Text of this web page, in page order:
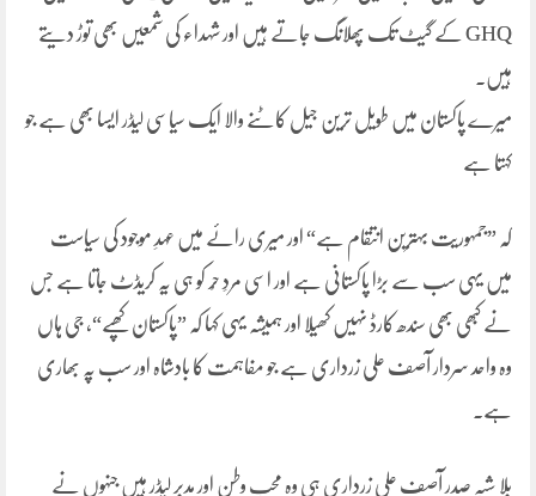
GHQ کے گیٹ تک پھلانگ جاتے ہیں اور شہداء کی شمعیں بھی توڑ دیتے
ہیں۔
میرے پاکستان میں طویل ترین جیل کاٹنے والا ایک سیاسی لیڈر ایسا بھی ہے جو
کہتا ہے
کہ ”جمہوریت بہترین انتقام ہے“ اور میری رائے میں عہدِ موجود کی سیاست
میں یہی سب سے بڑا پاکستانی ہے اور اسی مردِ حُر کو ہی یہ کریڈٹ جاتا ہے جس
نے کبھی بھی سندھ کارڈ نہیں کھیلا اور ہمیشہ یہی کہا کہ ”پاکستان کھپے“، جی ہاں
وہ واحد سردار آصف علی زرداری ہے جو مفاہمت کا بادشاہ اور سب پہ بھاری
ہے۔
بلا شبہ صدر آصف علی زرداری ہی وہ محب وطن اور مدبر لیڈر ہیں جنہوں نے